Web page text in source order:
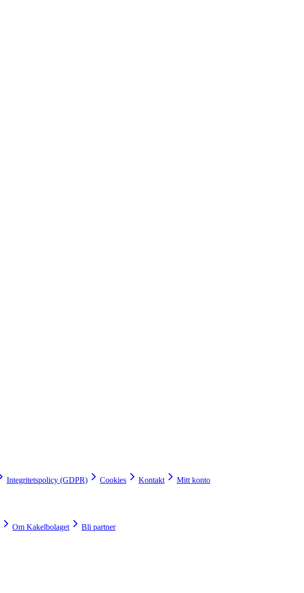
Integritetspolicy (GDPR) Cookies Kontakt
Mitt konto
Om Kakelbolaget Bli partner